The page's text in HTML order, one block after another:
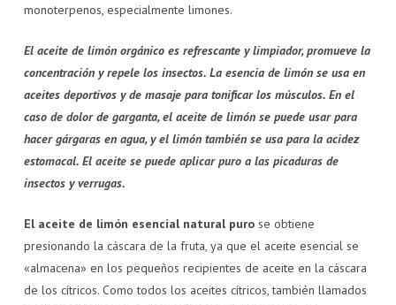
monoterpenos, especialmente limones.
El aceite de limón orgánico es refrescante y limpiador, promueve la
concentración y repele los insectos. La esencia de limón se usa en
aceites deportivos y de masaje para tonificar los músculos. En el
caso de dolor de garganta, el aceite de limón se puede usar para
hacer gárgaras en agua, y el limón también se usa para la acidez
estomacal. El aceite se puede aplicar puro a las picaduras de
insectos y verrugas.
El aceite de limón esencial natural puro se obtiene
presionando la cáscara de la fruta, ya que el aceite esencial se
«almacena» en los pequeños recipientes de aceite en la cáscara
de los cítricos. Como todos los aceites cítricos, también llamados